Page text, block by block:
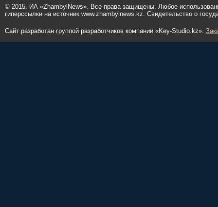
© 2015. ИА «ZhambylNews». Все права защищены. Любое
гиперссылки на источник www.zhambylnews.kz. Свидетельство о
Сайт разработан группой разработчиков компании «Key-Studio.kz».